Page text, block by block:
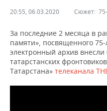
ДЕКЛАРАЦИИ О
КОРОЛИ ГОСЗАКАЗА
ВУЗЫ ТАТАРСТАНА
КОМУ ПРИНАДЛЕЖАТ
НОВОСТИ ЭКОНОМИКИ
ФИНАНСЫ
БАНКИ
БЮДЖЕТ
ПРОМЫШЛЕННОСТЬ
НОВОСТИ
ПРОМЫШЛЕННОСТИ
АГРОПРОМ
НЕДВИЖИМОСТЬ
НОВОСТИ
АВТО
НОВОСТИ АВТО
БИЗНЕС
20:55, 06.03.2020 Сюжет:
За последние 2 месяца в
памяти», посвященного
электронный архив
татарстанских
Татарстана» телеканала